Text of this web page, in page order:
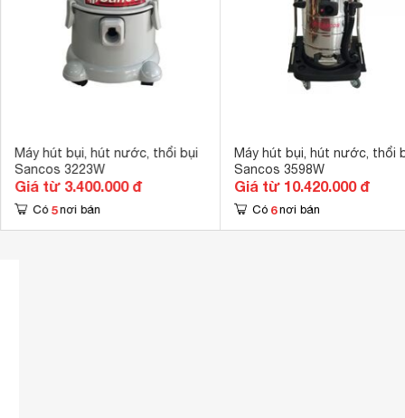
Sản xuất tại: Malaysia
Sony. Xem
Máy hút bụi, hút nước, thổi bụi
Sancos 3223W
Giá từ 3.400.000 đ
Có 5 nơi bán
Máy hút bụi, hút nước, thổi
Sancos 3598W
Giá từ 10.420.000 đ
Có 6 nơi bán